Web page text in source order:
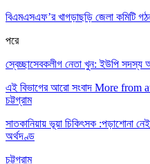
বিএমএসএফ’র খাগড়াছড়ি জেলা কমিটি
পরে
স্বেচ্ছাসেবকলীগ নেতা খুন: ইউপি
এই বিভাগের আরো সংবাদ More from
চট্টগ্রাম
সাতকানিয়ায় ভূয়া চিকিৎসক :পড়াশোনা
অর্থদণ্ড
চট্টগ্রাম